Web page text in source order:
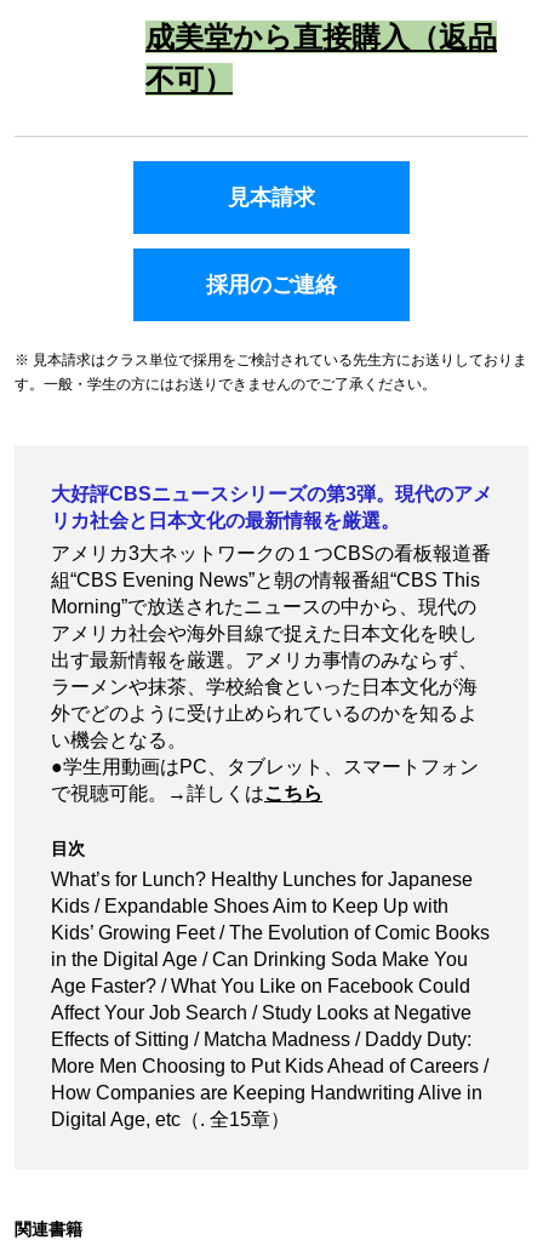
成美堂から直接購入（返品
不可）
見本請求
採用のご連絡
※ 見本請求はクラス単位で採用をご検討されている先生方にお送りしておりま
す。一般・学生の方にはお送りできませんのでご了承ください。
大好評CBSニュースシリーズの第3弾。現代のアメ
リカ社会と日本文化の最新情報を厳選。
アメリカ3大ネットワークの１つCBSの看板報道番
組“CBS Evening News”と朝の情報番組“CBS This
Morning”で放送されたニュースの中から、現代の
アメリカ社会や海外目線で捉えた日本文化を映し
出す最新情報を厳選。アメリカ事情のみならず、
ラーメンや抹茶、学校給食といった日本文化が海
外でどのように受け止められているのかを知るよ
い機会となる。
●学生用動画はPC、タブレット、スマートフォン
で視聴可能。→詳しくはこちら
目次
What’s for Lunch? Healthy Lunches for Japanese
Kids / Expandable Shoes Aim to Keep Up with
Kids’ Growing Feet / The Evolution of Comic Books
in the Digital Age / Can Drinking Soda Make You
Age Faster? / What You Like on Facebook Could
Affect Your Job Search / Study Looks at Negative
Effects of Sitting / Matcha Madness / Daddy Duty:
More Men Choosing to Put Kids Ahead of Careers /
How Companies are Keeping Handwriting Alive in
Digital Age, etc（. 全15章）
関連書籍